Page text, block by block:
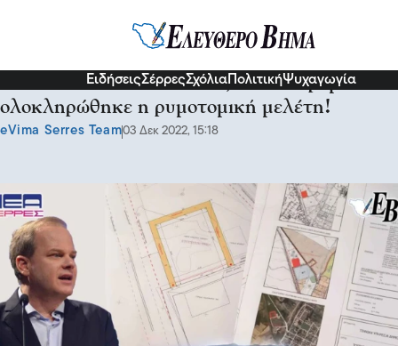
ΕιδήσειςΣέρρεςΣχόλια ΠολιτικήΨυχαγωγία
Το σχολείο στη Ροδόπολη, ελέω Καραμανλή
ολοκληρώθηκε η ρυμοτομική μελέτη!
eVima Serres Team03 Δεκ 2022, 15:18